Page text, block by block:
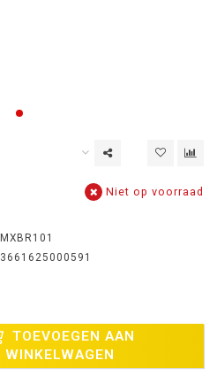
Niet op voorraad
MXBR101
3661625000591
TOEVOEGEN AAN
WINKELWAGEN